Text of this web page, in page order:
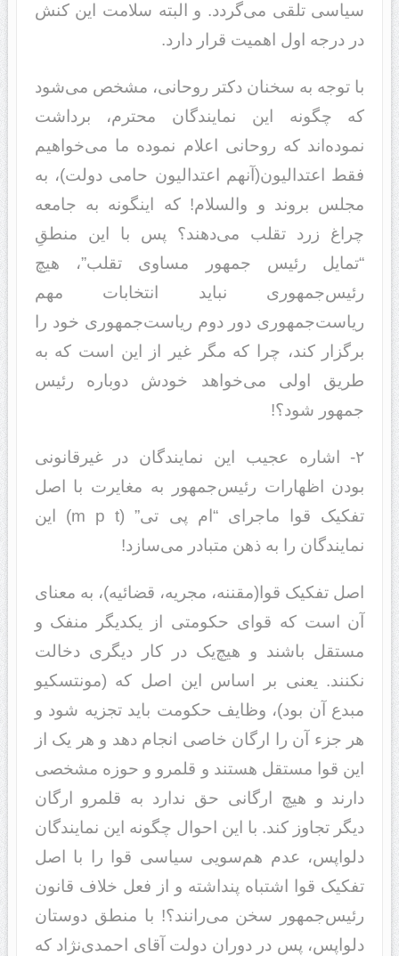
سیاسی تلقی می‌گردد. و البته سلامت این کنش
در درجه اول اهمیت قرار دارد.
با توجه به سخنان دکتر روحانی، مشخص می‌شود
که چگونه این نمایندگان محترم، برداشت
نموده‌اند که روحانی اعلام نموده ما می‌خواهیم
فقط اعتدالیون(آنهم اعتدالیون حامی دولت)، به
مجلس بروند و والسلام! که اینگونه به جامعه
چراغ زرد تقلب می‌دهند؟ پس با این منطقِ
“تمایل رئیس جمهور مساوی تقلب”، هیچ
رئیس‌جمهوری نباید انتخابات مهم
ریاست‌جمهوری دور دوم ریاست‌جمهوری خود را
برگزار کند، چرا که مگر غیر از این است که به
طریق اولی می‌خواهد خودش دوباره رئیس
جمهور شود؟!
۲- اشاره عجیب این نمایندگان در غیرقانونی
بودن اظهارات رئیس‌جمهور به مغایرت با اصل
تفکیک قوا ماجرای “ام پی تی” (m p t) این
نمایندگان را به ذهن متبادر می‌سازد!
اصل تفکیک قوا(مقننه، مجریه، قضائیه)، به معنای
آن است که قوای حکومتی از یکدیگر منفک و
مستقل باشند و هیچ‌یک در کار دیگری دخالت
نکنند. یعنی بر اساس این اصل که (مونتسکیو
مبدع آن بود)، وظایف حکومت باید تجزیه شود و
هر جزء آن را ارگان خاصی انجام دهد و هر یک از
این قوا مستقل هستند و قلمرو و حوزه مشخصی
دارند و هیچ ارگانی حق ندارد به قلمرو ارگان
دیگر تجاوز کند. با این احوال چگونه این نمایندگان
دلواپس، عدم هم‌سویی سیاسی قوا را با اصل
تفکیک قوا اشتباه پنداشته و از فعل خلاف قانون
رئیس‌جمهور سخن می‌رانند؟! با منطق دوستان
دلواپس، پس در دوران دولت آقای احمدی‌نژاد که